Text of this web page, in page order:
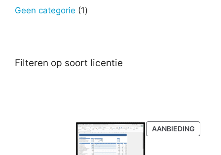
producten
Geen categorie 11
Filteren op soort licentie
AANBIEDING
IN